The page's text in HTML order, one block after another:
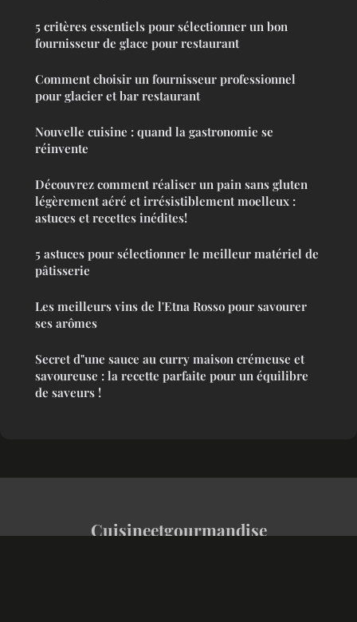
5 critères essentiels pour sélectionner un bon
fournisseur de glace pour restaurant
Comment choisir un fournisseur professionnel
pour glacier et bar restaurant
Nouvelle cuisine : quand la gastronomie se
réinvente
Découvrez comment réaliser un pain sans gluten
légèrement aéré et irrésistiblement moelleux :
astuces et recettes inédites!
5 astuces pour sélectionner le meilleur matériel de
pâtisserie
Les meilleurs vins de l'Etna Rosso pour savourer
ses arômes
Secret d"une sauce au curry maison crémeuse et
savoureuse : la recette parfaite pour un équilibre
de saveurs !
Cuisineetgourmandise